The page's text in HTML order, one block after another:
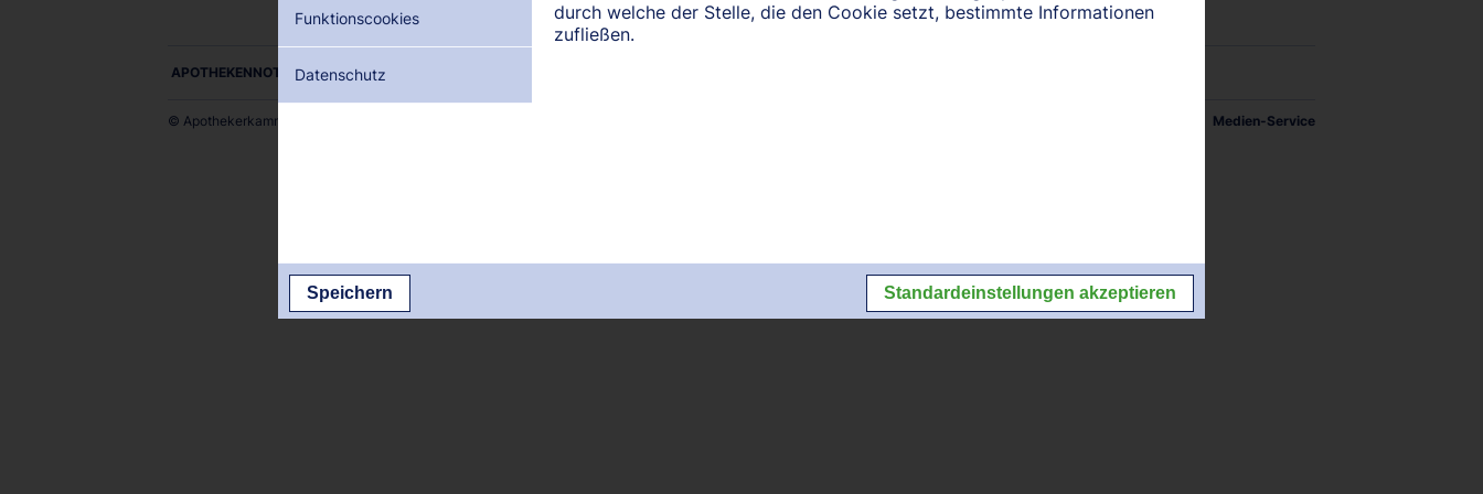
APOTHEKENNOTDIENSTE ALS PDF DOWNLOADEN:
© Apothekerkammer des Saarlandes Medien-Service
durch welche der Stelle, die den Cookie setzt, bestimmte Informationen
zufließen.
Funktionscookies
Datenschutz
Speichern Standardeinstellungen akzeptieren